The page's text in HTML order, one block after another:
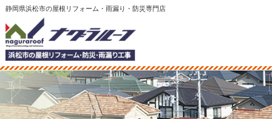
静岡県浜松市の屋根リフォーム・雨漏り・防災専門店